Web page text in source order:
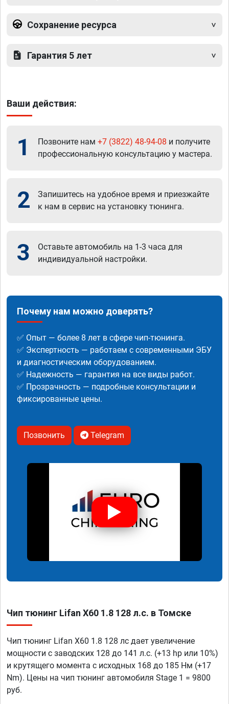
Сохранение ресурса
Гарантия 5 лет
Ваши действия:
1 Позвоните нам +7 (3822) 48-94-08 и получите
профессиональную консультацию у мастера.
2
Запишитесь на удобное время и приезжайте
к нам в сервис на установку тюнинга.
3
Оставьте автомобиль на 1-3 часа для
индивидуальной настройки.
Почему нам можно доверять?
✅ Опыт — более 8 лет в сфере чип-тюнинга.
✅ Экспертность — работаем с современными ЭБУ
и диагностическим оборудованием.
✅ Надежность — гарантия на все виды работ.
✅ Прозрачность — подробные консультации и
фиксированные цены.
Позвонить Telegram
Чип тюнинг Lifan X60 1.8 128 л.с. в Томске
Чип тюнинг Lifan X60 1.8 128 лс дает увеличение
мощности с заводских 128 до 141 л.с. (+13 hp или 10%)
и крутящего момента с исходных 168 до 185 Нм (+17
Nm). Цены на чип тюнинг автомобиля Stage 1 = 9800
руб.